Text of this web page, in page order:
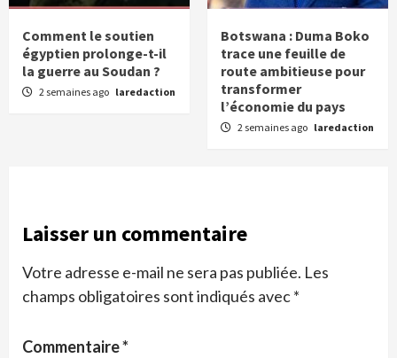
Comment le soutien
égyptien prolonge-t-il
la guerre au Soudan ?
2 semaines ago laredaction
Botswana : Duma Boko
trace une feuille de
route ambitieuse pour
transformer
l’économie du pays
2 semaines ago laredaction
Laisser un commentaire
Votre adresse e-mail ne sera pas publiée. Les
champs obligatoires sont indiqués avec*
Commentaire*